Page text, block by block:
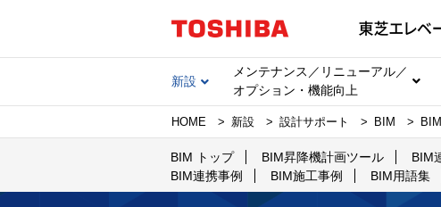
新設
メンテナンス／リニューアル／
オプション・機能向上
HOME 新設 設計サポート BIM
BIM トップ BIM昇降機計画ツール BIM
BIM連携事例
BIM施工事例 BIM用語集